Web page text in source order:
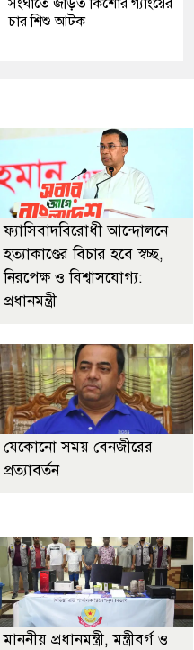
চার শিশু আটক
ফ্যাসিবাদবিরোধী আন্দোলনে
হত্যাকাণ্ডের বিচার হবে স্বচ্ছ,
নিরপেক্ষ ও বিশ্বাসযোগ্য:
প্রধানমন্ত্রী
যেকোনো সময় বেনজীরের
প্রত্যাবর্তন
মাননীয় প্রধানমন্ত্রী, মন্ত্রীবর্গ ও